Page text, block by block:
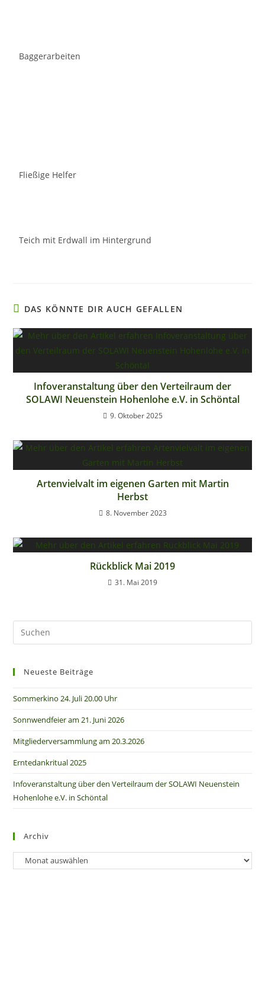
Baggerarbeiten
Fließige Helfer
Teich mit Erdwall im Hintergrund
DAS KÖNNTE DIR AUCH GEFALLEN
Infoveranstaltung über den Verteilraum der
SOLAWI Neuenstein Hohenlohe e.V. in Schöntal
9. Oktober 2025
Artenvielvalt im eigenen Garten mit Martin
Herbst
8. November 2023
Rückblick Mai 2019
31. Mai 2019
Neueste Beiträge
Sommerkino 24. Juli 20.00 Uhr
Sonnwendfeier am 21. Juni 2026
Mitgliederversammlung am 20.3.2026
Erntedankritual 2025
Infoveranstaltung über den Verteilraum der SOLAWI Neuenstein
Hohenlohe e.V. in Schöntal
Archiv